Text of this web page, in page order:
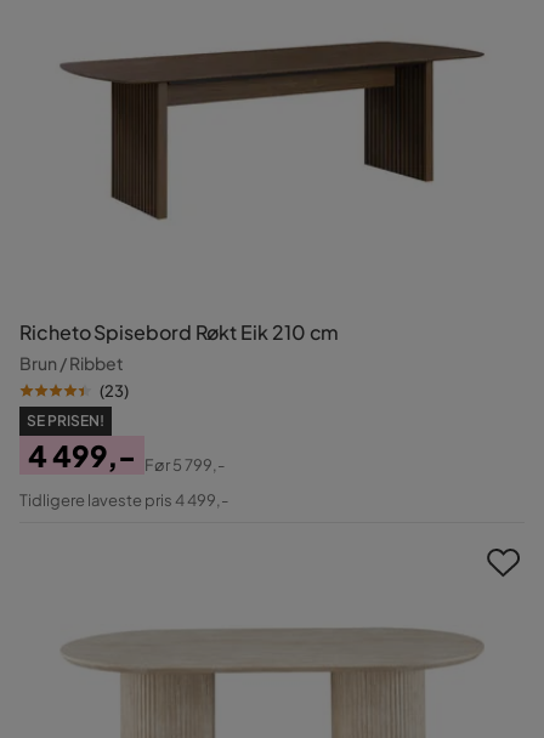
Richeto Spisebord Røkt Eik 210 cm
Brun / Ribbet
(23)
SE PRISEN!
Pris
4 499,-
Original
Før5 799,-
Tidligere laveste pris 4 499,-